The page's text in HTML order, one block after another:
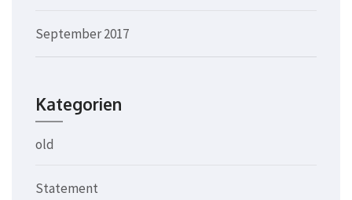
September 2017
Kategorien
old
Statement